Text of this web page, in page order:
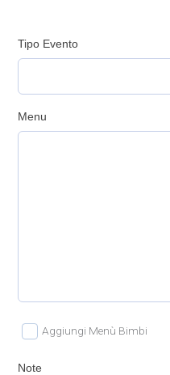
Tipo Evento
Menu
Aggiungi Menù Bimbi
Note